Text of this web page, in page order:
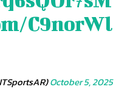
C9norWl
October 5, 2025